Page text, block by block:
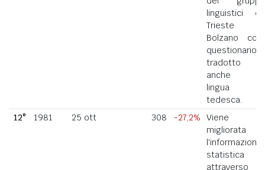
linguistici di
Trieste e
Bolzano con
questionario
tradotto
anche in
lingua
tedesca.
12°
1981 25 ott 308 -27,2%
Viene
migliorata
l'informazione
statistica
attraverso